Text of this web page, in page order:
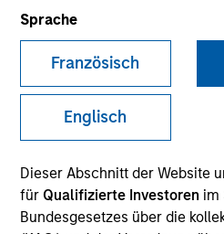
Sprache
Französisch
Englisch
Dieser Abschnitt der Website
für Qualifizierte Investoren im
Bundesgesetzes über die